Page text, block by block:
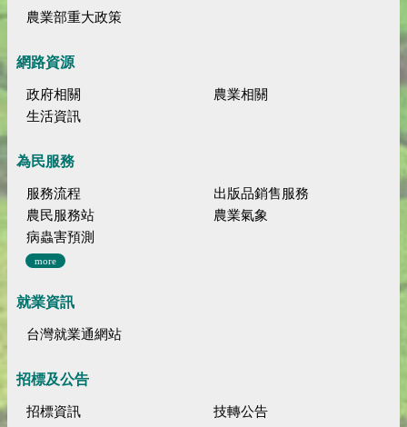
農業部重大政策
網路資源
政府相關
農業相關
生活資訊
為民服務
服務流程
出版品銷售服務
農民服務站
農業氣象
病蟲害預測
more
就業資訊
台灣就業通網站
招標及公告
招標資訊 技轉公告